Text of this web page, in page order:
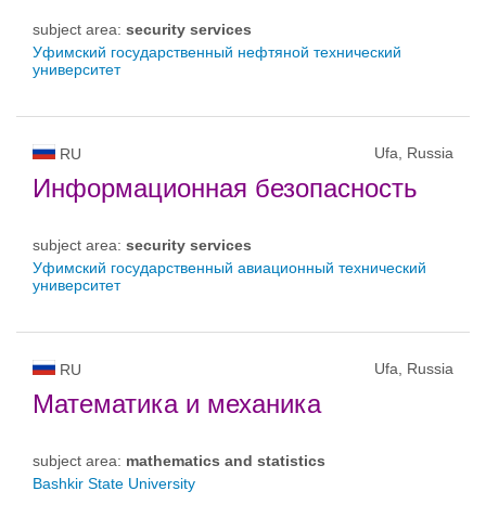
subject area: security services
Уфимский государственный нефтяной технический
университет
RU Ufa, Russia
Информационная безопасность
subject area: security services
Уфимский государственный авиационный технический
университет
RU Ufa, Russia
Математика и механика
subject area: mathematics and statistics
Bashkir State University